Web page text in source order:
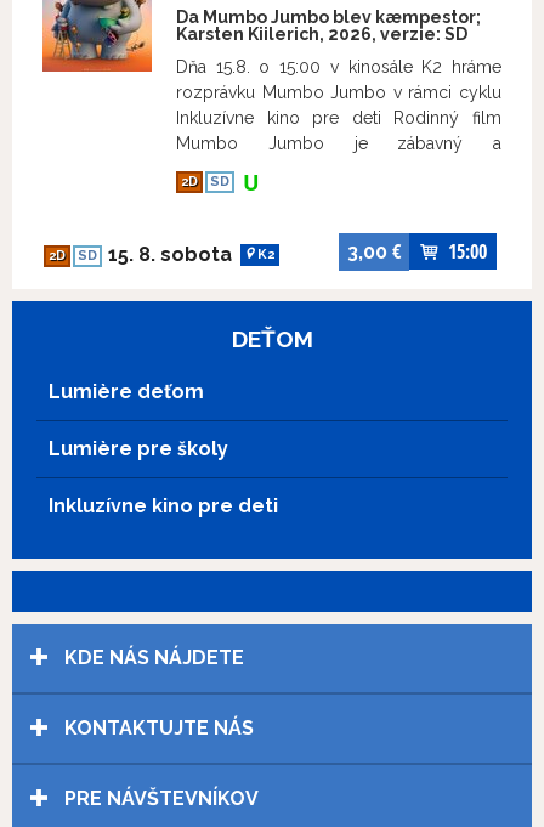
Da Mumbo Jumbo blev kæmpestor;
Karsten Kiilerich, 2026, verzie: SD
Dňa 15.8. o 15:00 v kinosále K2 hráme
rozprávku Mumbo Jumbo v rámci cyklu
Inkluzívne kino pre deti Rodinný film
Mumbo Jumbo je zábavný a
dobrodružný príbeh, ktorý vznikol na
motívy obľúbenej detskej knižky Jakoba
rovnomennému filmu Neuveriteľný
príbeh o obrovskej hruške. Jedného dňa
začne rásť a rastie tak veľmi, až je z neho
obor! Aby sa mohol opäť vrátiť do svojej
veľkolepé dobrodružstvo spolu so
svojimi tromi vernými kamarátmi. Musia
nájsť tajomnú a trochu strašidelnú
čarodejnicu Babu Jagu, ktorá im možno
dokáže pomôcť. Na svojej cesty zažijú
vysoké hory a čarovné lesy. Na každom
dôležité je priateľstvo, odvaha a
vzájomná pomoc. Vizuálne
ideálna pre deti od 4 do 7 rokov. Film
každodenných malých výziev, ktoré
2D SD
2D SD 15. 8. sobota K2 3,00 € 15:00
DEŤOM
Lumière deťom
Lumière pre školy
Inkluzívne kino pre deti
KDE NÁS NÁJDETE
KONTAKTUJTE NÁS
PRE NÁVŠTEVNÍKOV